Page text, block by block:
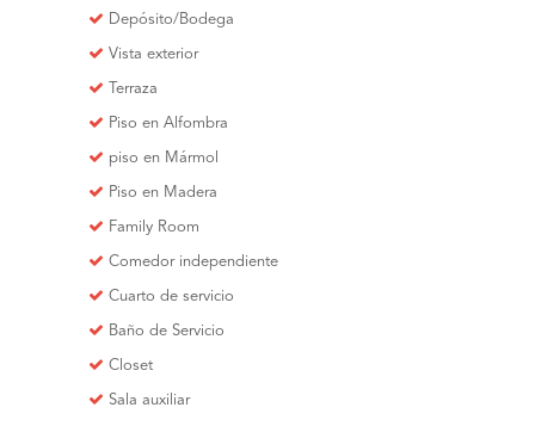
Depósito/Bodega
Vista exterior
Terraza
Piso en Alfombra
piso en Mármol
Piso en Madera
Family Room
Comedor independiente
Cuarto de servicio
Baño de Servicio
Closet
Sala auxiliar